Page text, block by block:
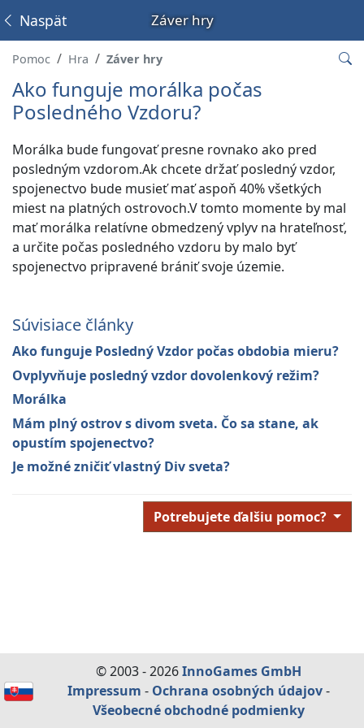
Záver hry
Naspäť
Pomoc Hra Záver hry
Ako funguje morálka počas
Posledného Vzdoru?
Morálka bude fungovať presne rovnako ako pred
posledným vzdorom.Ak chcete držať posledný vzdor,
spojenectvo bude musieť mať aspoň 40% všetkých
miest na platných ostrovoch.V tomto momente by mal
mať morálka relatívne obmedzený vplyv na hrateľnosť,
a určite počas posledného vzdoru by malo byť
spojenectvo pripravené brániť svoje územie.
Súvisiace články
Ako funguje Posledný Vzdor počas obdobia mieru?
Ovplyvňuje posledný vzdor dovolenkový režim?
Morálka
Mám plný ostrov s divom sveta. Čo sa stane, ak
opustím spojenectvo?
Je možné zničiť vlastný Div sveta?
Potrebujete ďalšiu pomoc?
© 2003 - 2026InnoGames GmbH
Impressum - Ochrana osobných údajov-
Všeobecné obchodné podmienky